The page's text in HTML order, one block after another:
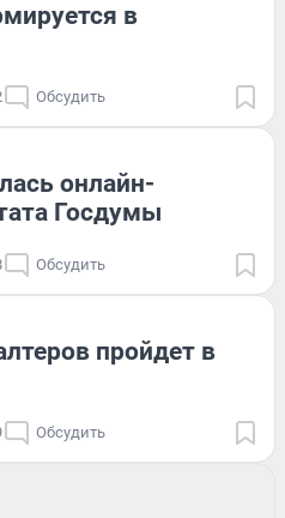
в
Обсудить
онлайн-
Госдумы
Обсудить
пройдет в
Обсудить